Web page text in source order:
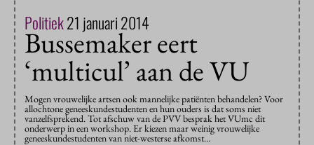
Politiek21 januari 2014
Bussemaker eert
‘multicul’ aan de VU
Mogen vrouwelijke artsen ook mannelijke patiënten behandelen? Voor
allochtone geneeskundestudenten en hun ouders is dat soms niet
vanzelfsprekend. Tot afschuw van de PVV besprak het VUmc dit
onderwerp in een workshop. Er kiezen maar weinig vrouwelijke
geneeskundestudenten van niet-westerse afkomst…